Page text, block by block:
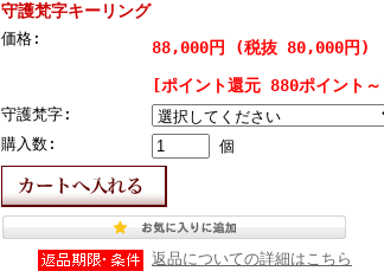
守護梵字キーリング
価格:
88,000円 (税抜 80,000円)
[ポイント還元 880ポイント
守護梵字:
購入数:
個
返品についての詳細はこちら